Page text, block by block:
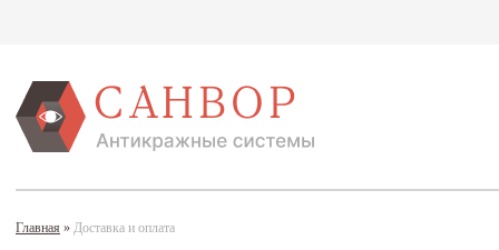
Главная » Доставка и оплата